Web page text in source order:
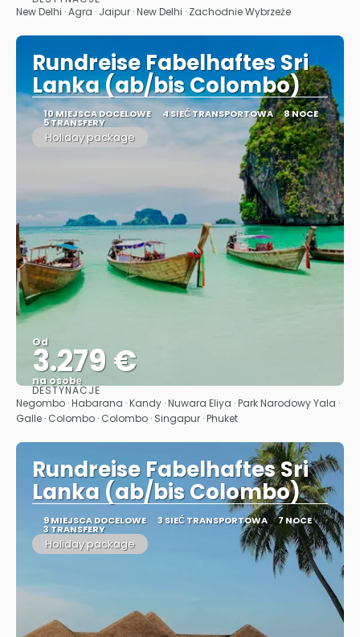
Zobacz
New Delhi · Agra · Jaipur · New Delhi · Zachodnie Wybrzeże
Rundreise Fabelhaftes Sri
Lanka (ab/bis Colombo)
10 MIEJSCA DOCELOWE 4 SIEĆ TRANSPORTOWA 8 NOCE
5 TRANSFERY
Holiday package
Od
3.279 €
na osobę
Zobacz
DESTYNACJE
Negombo · Habarana · Kandy · Nuwara Eliya · Park Narodowy Yala ·
Galle · Colombo · Colombo · Singapur · Phuket
Rundreise Fabelhaftes Sri
Lanka (ab/bis Colombo)
9 MIEJSCA DOCELOWE 3 SIEĆ TRANSPORTOWA 7 NOCE
3 TRANSFERY
Holiday package